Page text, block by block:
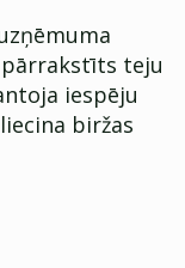
teju
iespēju
biržas